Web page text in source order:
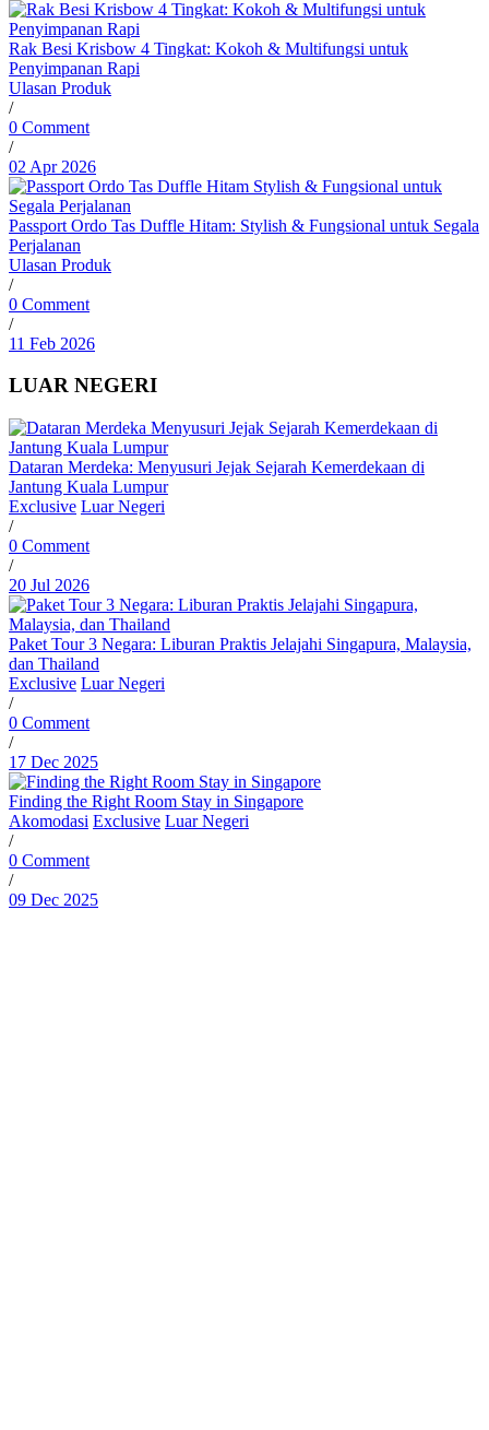
Rak Besi Krisbow 4 Tingkat: Kokoh & Multifungsi untuk
Penyimpanan Rapi
Ulasan Produk
/
0 Comment
/
02 Apr 2026
Passport Ordo Tas Duffle Hitam: Stylish & Fungsional untuk Segala
Perjalanan
Ulasan Produk
/
0 Comment
/
11 Feb 2026
LUAR NEGERI
Dataran Merdeka: Menyusuri Jejak Sejarah Kemerdekaan di
Jantung Kuala Lumpur
Exclusive Luar Negeri
/
0 Comment
/
20 Jul 2026
Paket Tour 3 Negara: Liburan Praktis Jelajahi Singapura, Malaysia,
dan Thailand
Exclusive Luar Negeri
/
0 Comment
/
17 Dec 2025
Finding the Right Room Stay in Singapore
Akomodasi Exclusive Luar Negeri
/
0 Comment
/
09 Dec 2025